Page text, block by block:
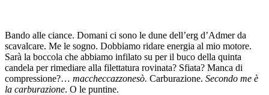
Bando alle ciance. Domani ci sono le dune dell’erg d’Admer da
scavalcare. Me le sogno. Dobbiamo ridare energia al mio motore.
Sarà la boccola che abbiamo infilato su per il buco della quinta
candela per rimediare alla filettatura rovinata? Sfiata? Manca di
compressione?… maccheccazzonesò. Carburazione. Secondo me è
la carburazione. O le puntine.